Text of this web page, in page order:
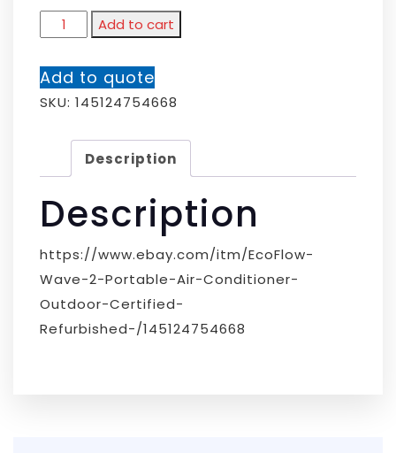
Add to cart
Add to quote
SKU: 145124754668
Description
Description
https://www.ebay.com/itm/EcoFlow-
Wave-2-Portable-Air-Conditioner-
Outdoor-Certified-
Refurbished-/145124754668